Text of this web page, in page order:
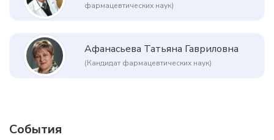
фармацевтических наук)
Афанасьева Татьяна Гавриловна
(Кандидат фармацевтических наук)
События